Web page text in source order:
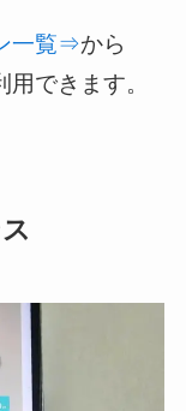
一覧⇒から
できます。